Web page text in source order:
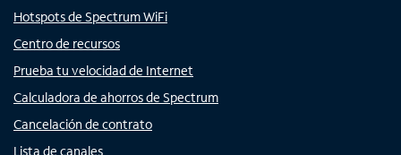
Hotspots de Spectrum WiFi
Centro de recursos
Prueba tu velocidad de Internet
Calculadora de ahorros de Spectrum
Cancelación de contrato
Lista de canales